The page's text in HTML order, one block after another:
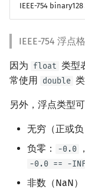
IEEE-754
IEEE-754 浮点
因为 float 类型
常使用 double
另外，浮点类型
无穷（正或负
负零：
-0.0
-0.0 == -
非数（NaN）